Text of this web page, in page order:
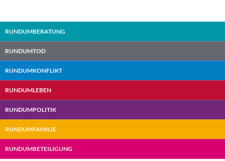
RUNDUMBERATUNG
RUNDUMTOD
RUNDUMKONFLIKT
RUNDUMLEBEN
RUNDUMPOLITIK
RUNDUMFAMILIE
RUNDUMBETEILIGUNG